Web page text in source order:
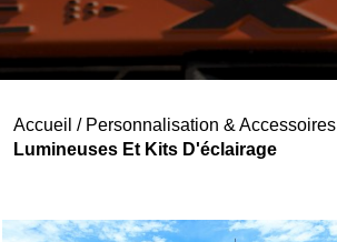
Accueil / Personnalisation & Accessoires
Lumineuses Et Kits D'éclairage